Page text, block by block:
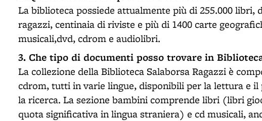
La biblioteca possiede attualmente più di 255.000 libri,
ragazzi, centinaia di riviste e più di 1400 carte
musicali,dvd, cdrom e audiolibri.
3. Che tipo di documenti posso trovare in
La collezione della Biblioteca Salaborsa Ragazzi è
cdrom, tutti in varie lingue, disponibili per la lettura e
la ricerca. La sezione bambini comprende libri (libri
quota significativa in lingua straniera) e cd musicali,